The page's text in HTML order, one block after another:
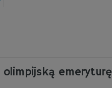
olimpijską emeryturę